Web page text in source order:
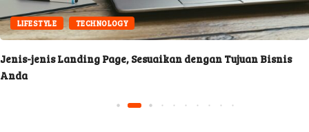
LIFESTYLE TECHNOLOGY
Jenis-jenis Landing Page, Sesuaikan dengan Tujuan Bisnis
Anda